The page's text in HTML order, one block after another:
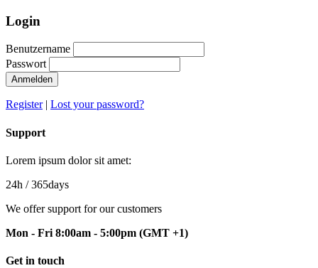
Login
Benutzername
Passwort
Anmelden
Register| Lost your password?
Support
Lorem ipsum dolor sit amet:
24h / 365days
We offer support for our customers
Mon - Fri 8:00am - 5:00pm (GMT +1)
Get in touch